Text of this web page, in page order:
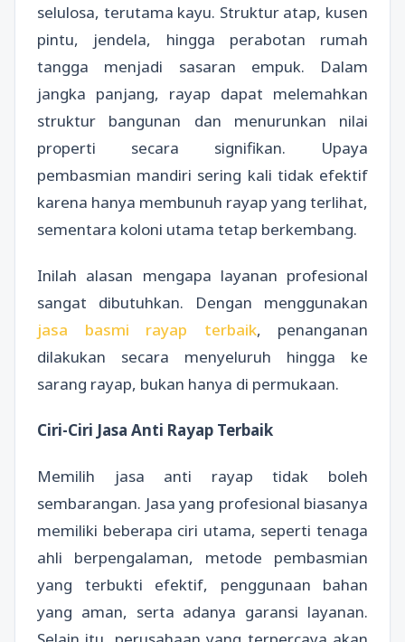
selulosa, terutama kayu. Struktur atap, kusen
pintu, jendela, hingga perabotan rumah
tangga menjadi sasaran empuk. Dalam
jangka panjang, rayap dapat melemahkan
struktur bangunan dan menurunkan nilai
properti secara signifikan. Upaya
pembasmian mandiri sering kali tidak efektif
karena hanya membunuh rayap yang terlihat,
sementara koloni utama tetap berkembang.
Inilah alasan mengapa layanan profesional
sangat dibutuhkan. Dengan menggunakan
jasa basmi rayap terbaik, penanganan
dilakukan secara menyeluruh hingga ke
sarang rayap, bukan hanya di permukaan.
Ciri-Ciri Jasa Anti Rayap Terbaik
Memilih jasa anti rayap tidak boleh
sembarangan. Jasa yang profesional biasanya
memiliki beberapa ciri utama, seperti tenaga
ahli berpengalaman, metode pembasmian
yang terbukti efektif, penggunaan bahan
yang aman, serta adanya garansi layanan.